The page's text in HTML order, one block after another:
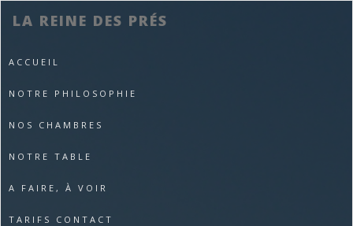
LA REINE DES PRÉS
ACCUEIL
NOTRE PHILOSOPHIE
NOS CHAMBRES
NOTRE TABLE
A FAIRE, À VOIR
TARIFS CONTACT